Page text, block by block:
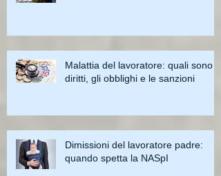
Malattia del lavoratore: quali sono i
diritti, gli obblighi e le sanzioni
Dimissioni del lavoratore padre:
quando spetta la NASpI